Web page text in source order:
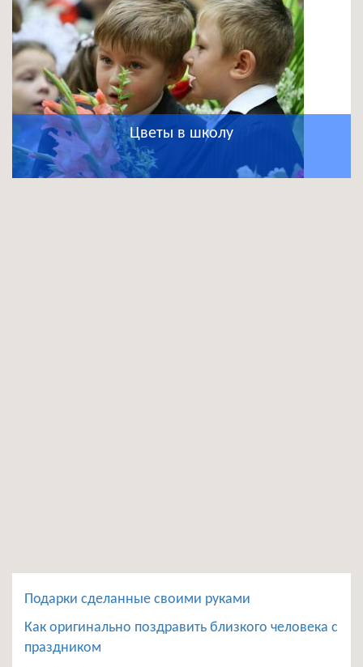
Цветы в школу
Подарки сделанные своими руками
Как оригинально поздравить близкого человека с
праздником